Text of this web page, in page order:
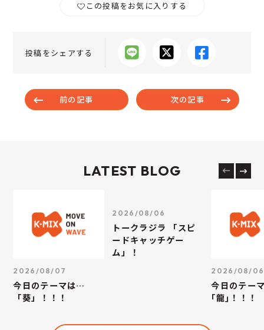
この投稿をお気に入りする
投稿をシェアする
前の記事 次の記事
LATEST BLOG
2026/08/07
今日のテーマは…
「葵」！！！
2026/08/06
トークラジラ 「スピ
ードキャッチゲー
ム」！
2026/08/06
今日のテー
｢龍｣！！！